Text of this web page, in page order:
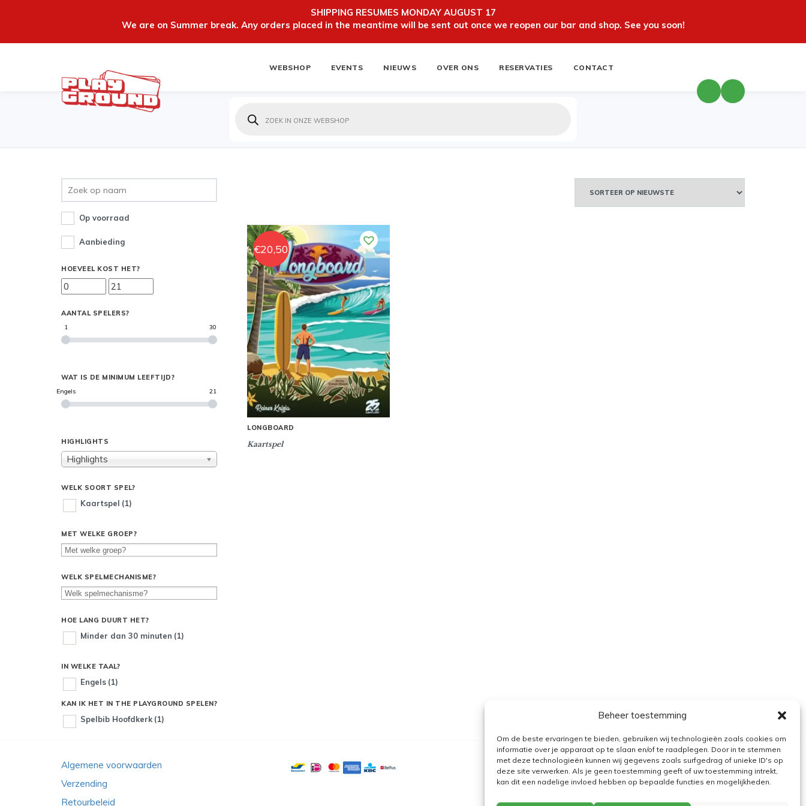
SHIPPING RESUMES MONDAY AUGUST 17
We are on Summer break. Any orders placed in the meantime will be sent out once we reopen our bar and shop. See you soon!
Beheer toestemming
Om de beste ervaringen te bieden, gebruiken wij technologieën zoals cookies om
informatie over je apparaat op te slaan en/of te raadplegen. Door in te stemmen
met deze technologieën kunnen wij gegevens zoals surfgedrag of unieke ID's op
deze site verwerken. Als je geen toestemming geeft of uw toestemming intrekt,
kan dit een nadelige invloed hebben op bepaalde functies en mogelijkheden.
WEBSHOP EVENTS NIEUWS OVER ONS RESERVATIES CONTACT
zoeken
Op voorraad
Aanbieding
HOEVEEL KOST HET?
AANTAL SPELERS?
1 30
WAT IS DE MINIMUM LEEFTIJD?
Engels 21
HIGHLIGHTS
Highlights
WELK SOORT SPEL?
Kaartspel (1)
MET WELKE GROEP?
WELK SPELMECHANISME?
HOE LANG DUURT HET?
Minder dan 30 minuten (1)
IN WELKE TAAL?
Engels (1)
KAN IK HET IN THE PLAYGROUND SPELEN?
Spelbib Hoofdkerk (1)
LONGBOARD
Kaartspel
€20,50
Algemene voorwaarden
Verzending
Retourbeleid